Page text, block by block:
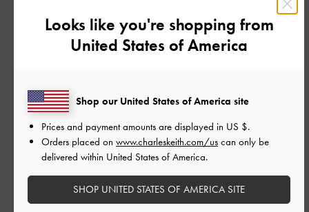
デザイン
もっと見る
このレビューは役に立ちましたか？
0
Looks like you're shopping from
United States of America
Shop our United States of America site
Prices and payment amounts are displayed in US $.
Orders placed on www.charleskeith.com/us can only be
delivered within United States of America.
SHOP UNITED STATES OF AMERICA SITE